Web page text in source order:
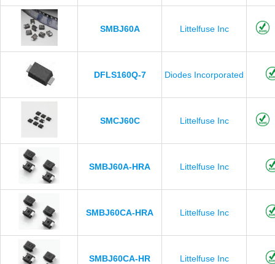
SMBJ60A Littelfuse Inc
DFLS160Q-7 Diodes Incorporated
SMCJ60C Littelfuse Inc
SMBJ60A-HRA Littelfuse Inc
SMBJ60CA-HRA Littelfuse Inc
SMBJ60CA-HR Littelfuse Inc